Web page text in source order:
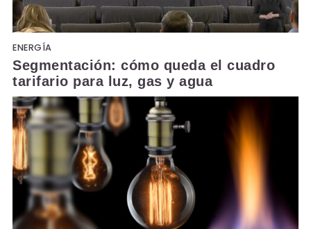
ENERGÍA
Segmentación: cómo queda el cuadro
tarifario para luz, gas y agua